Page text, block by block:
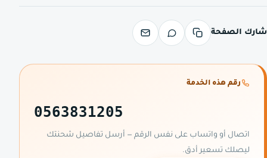
شارك الصفحة
رقم هذه الخدمة
0563831205
اتصال أو واتساب على نفس الرقم — أرسل تفاصيل شحنتك
ليصلك تسعير أدق.